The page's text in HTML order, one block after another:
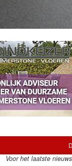
Voor het laatste